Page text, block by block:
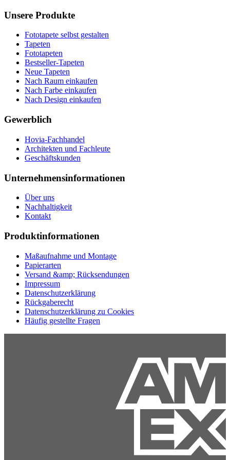
Unsere Produkte
Fototapete selbst gestalten
Tapeten
Fototapeten
Bestseller-Tapeten
Neue Tapeten
Nach Raum einkaufen
Nach Farbe einkaufen
Nach Design einkaufen
Gewerblich
Hovia-Fachhandel
Architekten und Fachleute
Geschäftskunden
Unternehmensinformationen
Über uns
Nachhaltigkeit
Kontakt
Produktinformationen
Maßaufnahme und Montage
Papierarten
Versand &amp; Rücksendungen
Impressum
Datenschutzerklärung
Rückgaberecht
Datenschutzerklärung zu Cookies
Häufig gestellte Fragen